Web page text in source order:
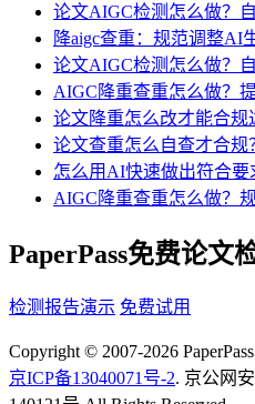
论文AIGC检测怎么做？
降aigc查重：规范调整AI
论文AIGC检测怎么做？
AIGC降重查重怎么做？
论文降重怎么改才能合规
论文查重怎么自查才合
怎么用AI快速做出符合要
AIGC降重查重怎么做？
PaperPass免费论文
检测报告演示 免费试用
Copyright © 2007-2026
京ICP备13040071号-2. 京公网